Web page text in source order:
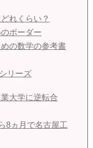
れくらい？
ボーダー
の数学の参考書
リーズ
大学に逆転合
8ヵ月で名古屋工